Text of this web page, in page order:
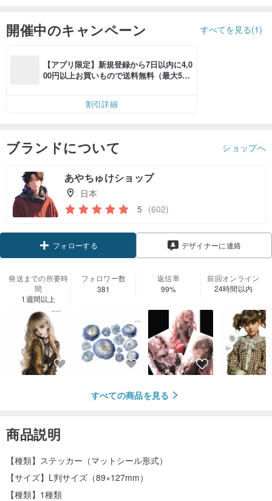
開催中のキャンペーン すべてを見る(1)
【アプリ限定】新規登録から7日以内に4,0
00円以上お買いもので送料無料（最大500
割引詳細
ブランドについて ショップへ
あやちゅけショップ
日本
5 (602)
フォローする
デザイナーに連絡
発送までの所要時
間
1週間以上
フォロワー数
381
返信率
99%
前回オンライン
24時間以内
すべての商品を見る
商品説明
【種類】ステッカー（マットシール形式）
【サイズ】L判サイズ（89×127mm）
【種類】1種類